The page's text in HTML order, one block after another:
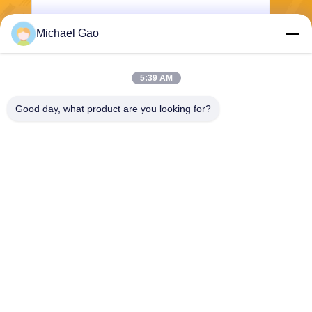
Invii
Michael Gao
5:39 AM
Good day, what product are you looking for?